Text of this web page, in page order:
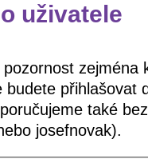
uživatele
zejména
přihlašovat
také
josefnovak).